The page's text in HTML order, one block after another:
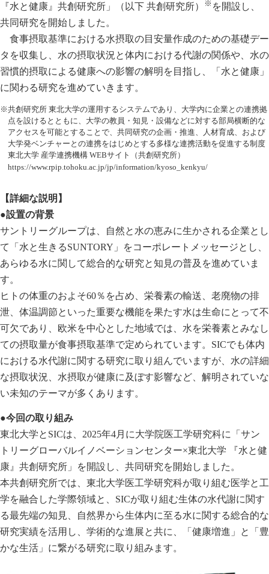
『水と健康』共創研究所」（以下 共創研究所）
※ を開設し、
共同研究を開始しました。
食事摂取基準における水摂取の目安量作成のための基礎デー
タを収集し、水の摂取状況と体内における代謝の関係や、水の
習慣的摂取による健康への影響の解明を目指し、「水と健康」
に関わる研究を進めていきます。
※共創研究所 東北大学の運用するシステムであり、大学内に企業との連携拠
点を設けるとともに、大学の教員・知見・設備などに対する部局横断的な
アクセスを可能とすることで、共同研究の企画・推進、人材育成、および
大学発ベンチャーとの連携をはじめとする多様な連携活動を促進する制度
東北大学 産学連携機構 WEBサイト（共創研究所）
https://www.rpip.tohoku.ac.jp/jp/information/kyoso_kenkyu/
【詳細な説明】
●設置の背景
サントリーグループは、自然と水の恵みに生かされる企業とし
て「水と生きるSUNTORY」をコーポレートメッセージとし、
あらゆる水に関して総合的な研究と知見の普及を進めていま
す。
ヒトの体重のおよそ60％を占め、栄養素の輸送、老廃物の排
泄、体温調節といった重要な機能を果たす水は生命にとって不
可欠であり、欧米を中心とした地域では、水を栄養素とみなし
ての摂取量が食事摂取基準で定められています。SICでも体内
における水代謝に関する研究に取り組んでいますが、水の詳細
な摂取状況、水摂取が健康に及ぼす影響など、解明されていな
い未知のテーマが多くあります。
●今回の取り組み
東北大学とSICは、2025年4月に大学院医工学研究科に「サン
トリーグローバルイノベーションセンター×東北大学 『水と健
康』共創研究所」を開設し、共同研究を開始しました。
本共創研究所では、東北大学医工学研究科が取り組む医学と工
学を融合した学際領域と、SICが取り組む生体の水代謝に関す
る最先端の知見、自然界から生体内に至る水に関する総合的な
研究実績を活用し、学術的な進展と共に、「健康増進」と「豊
かな生活」に繋がる研究に取り組みます。